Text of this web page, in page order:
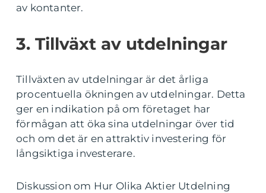
av kontanter.
3. Tillväxt av utdelningar
Tillväxten av utdelningar är det årliga
procentuella ökningen av utdelningar. Detta
ger en indikation på om företaget har
förmågan att öka sina utdelningar över tid
och om det är en attraktiv investering för
långsiktiga investerare.
Diskussion om Hur Olika Aktier Utdelning